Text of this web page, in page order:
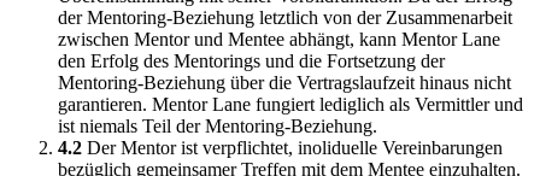
der Mentoring-Beziehung letztlich von der Zusammenarbeit
zwischen Mentor und Mentee abhängt, kann Mentor Lane
den Erfolg des Mentorings und die Fortsetzung der
Mentoring-Beziehung über die Vertragslaufzeit hinaus nicht
garantieren. Mentor Lane fungiert lediglich als Vermittler und
ist niemals Teil der Mentoring-Beziehung.
4.2 Der Mentor ist verpflichtet, inoliduelle Vereinbarungen
bezüglich gemeinsamer Treffen mit dem Mentee einzuhalten.